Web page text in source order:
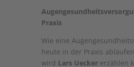
Praxis
Wie eine
heute in der Praxis
wird Lars Ueckererzählen